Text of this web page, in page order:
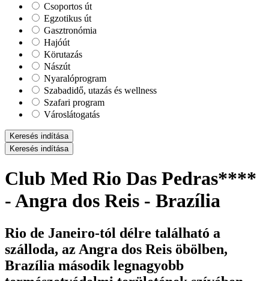
Csoportos út
Egzotikus út
Gasztronómia
Hajóút
Körutazás
Nászút
Nyaralóprogram
Szabadidő, utazás és wellness
Szafari program
Városlátogatás
Keresés indítása
Keresés indítása
Club Med Rio Das Pedras****
- Angra dos Reis - Brazília
Rio de Janeiro-tól délre található a
szálloda, az Angra dos Reis öbölben,
Brazília második legnagyobb